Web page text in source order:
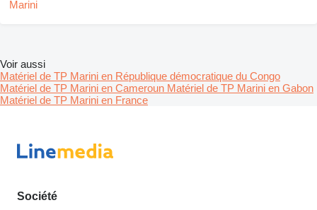
Voir aussi
Matériel de TP Marini en République démocratique du Congo
Matériel de TP Marini en Cameroun Matériel de TP Marini en Gabon
Matériel de TP Marini en France
Société